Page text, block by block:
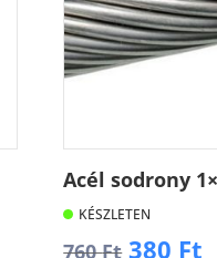
Acél sodrony
KÉSZLETEN
760Ft Original
380 Ft